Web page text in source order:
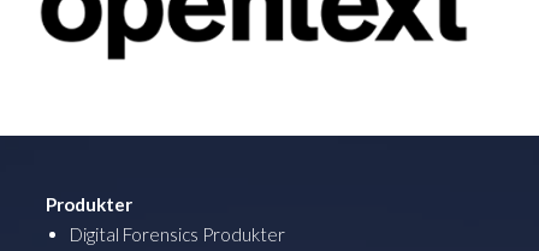
Produkter
Digital Forensics Produkter